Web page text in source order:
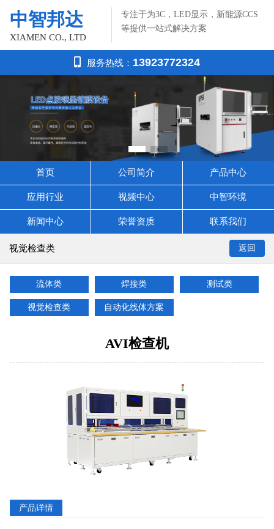
中智邦达
XIAMEN CO., LTD
专注于为3C，LED显示，新能源CCS
等提供一站式解决方案
服务热线： 13923772324
首页 公司简介 产品中心
应用行业 视频中心 中智环境
新闻中心 荣誉资质 联系我们
视觉检查类 返回
流体类 焊接类 测试类
视觉检查类 自动化线体方案
AVI检查机
产品详情